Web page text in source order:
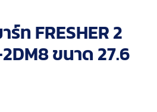
ท FRESHER 2
ขนาด 27.6